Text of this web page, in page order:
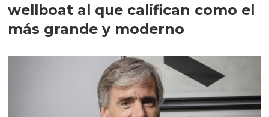
wellboat al que califican como el
más grande y moderno